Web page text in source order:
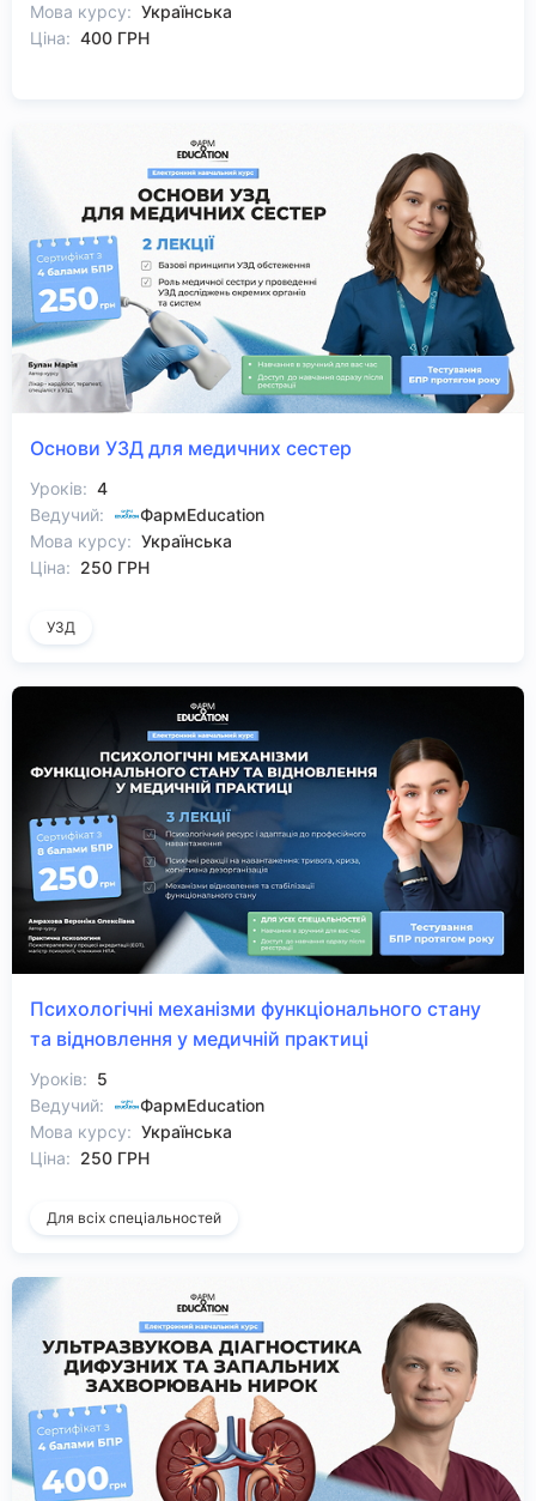
Мова курсу: Українська
Ціна: 400 ГРН
Основи УЗД для медичних сестер
Уроків: 4
Ведучий:
ФармEducation
Мова курсу: Українська
Ціна: 250 ГРН
УЗД
Психологічні механізми функціонального стану
та відновлення у медичній практиці
Уроків: 5
Ведучий:
ФармEducation
Мова курсу: Українська
Ціна: 250 ГРН
Для всіх спеціальностей